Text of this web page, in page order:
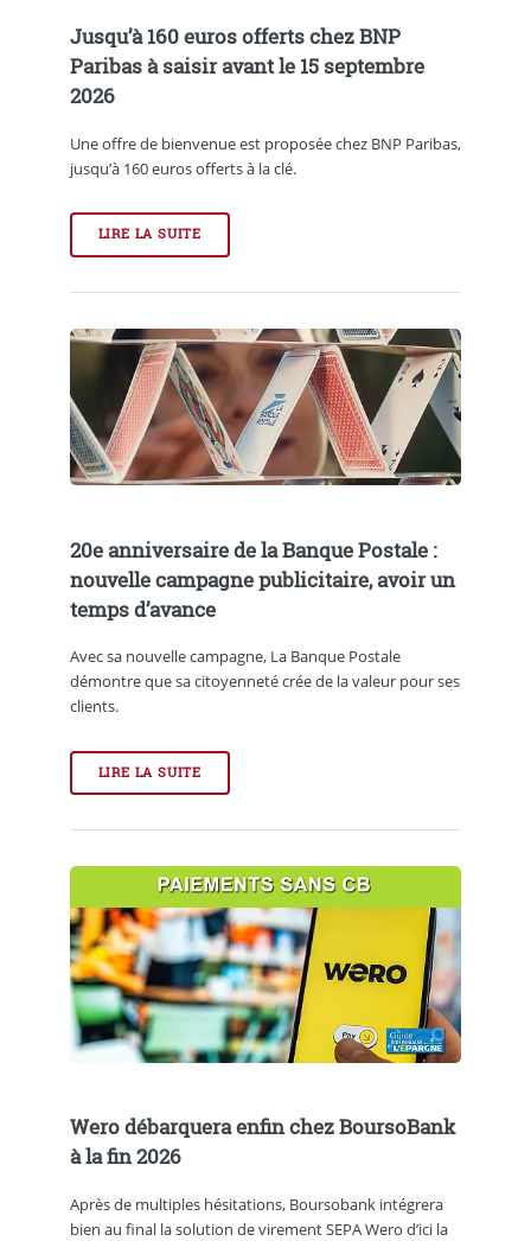
Jusqu’à 160 euros offerts chez BNP
Paribas à saisir avant le 15 septembre
2026
Une offre de bienvenue est proposée chez BNP Paribas,
jusqu’à 160 euros offerts à la clé.
LIRE LA SUITE
20e anniversaire de la Banque Postale :
nouvelle campagne publicitaire, avoir un
temps d’avance
Avec sa nouvelle campagne, La Banque Postale
démontre que sa citoyenneté crée de la valeur pour ses
clients.
LIRE LA SUITE
Wero débarquera enfin chez BoursoBank
à la fin 2026
Après de multiples hésitations, Boursobank intégrera
bien au final la solution de virement SEPA Wero d’ici la